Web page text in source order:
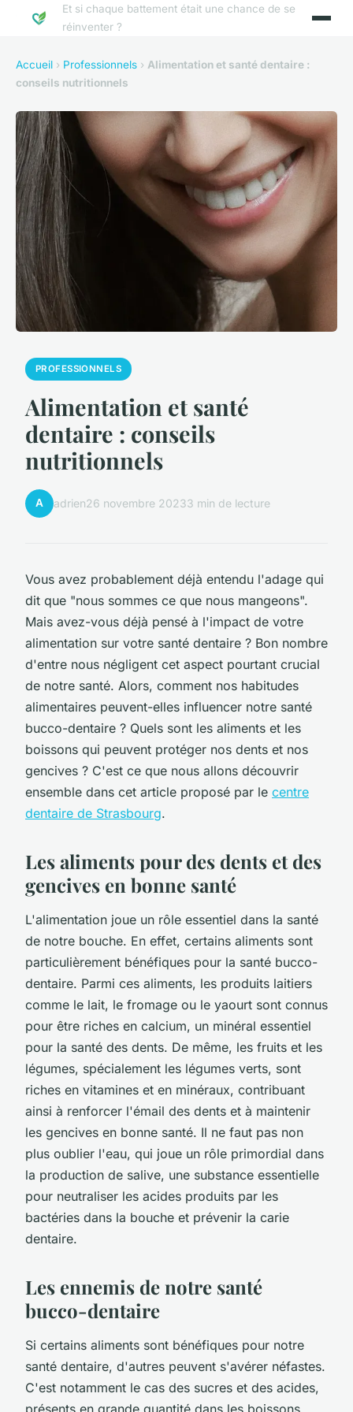
Et si chaque battement était une chance de se
réinventer ?
Accueil › Professionnels › Alimentation et santé dentaire :
conseils nutritionnels
PROFESSIONNELS
Alimentation et santé
dentaire : conseils
nutritionnels
A adrien26 novembre 20233 min de lecture
Vous avez probablement déjà entendu l'adage qui
dit que "nous sommes ce que nous mangeons".
Mais avez-vous déjà pensé à l'impact de votre
alimentation sur votre santé dentaire ? Bon nombre
d'entre nous négligent cet aspect pourtant crucial
de notre santé. Alors, comment nos habitudes
alimentaires peuvent-elles influencer notre santé
bucco-dentaire ? Quels sont les aliments et les
boissons qui peuvent protéger nos dents et nos
gencives ? C'est ce que nous allons découvrir
ensemble dans cet article proposé par le centre
dentaire de Strasbourg.
Les aliments pour des dents et des
gencives en bonne santé
L'alimentation joue un rôle essentiel dans la santé
de notre bouche. En effet, certains aliments sont
particulièrement bénéfiques pour la santé bucco-
dentaire. Parmi ces aliments, les produits laitiers
comme le lait, le fromage ou le yaourt sont connus
pour être riches en calcium, un minéral essentiel
pour la santé des dents. De même, les fruits et les
légumes, spécialement les légumes verts, sont
riches en vitamines et en minéraux, contribuant
ainsi à renforcer l'émail des dents et à maintenir
les gencives en bonne santé. Il ne faut pas non
plus oublier l'eau, qui joue un rôle primordial dans
la production de salive, une substance essentielle
pour neutraliser les acides produits par les
bactéries dans la bouche et prévenir la carie
dentaire.
Les ennemis de notre santé
bucco-dentaire
Si certains aliments sont bénéfiques pour notre
santé dentaire, d'autres peuvent s'avérer néfastes.
C'est notamment le cas des sucres et des acides,
présents en grande quantité dans les boissons